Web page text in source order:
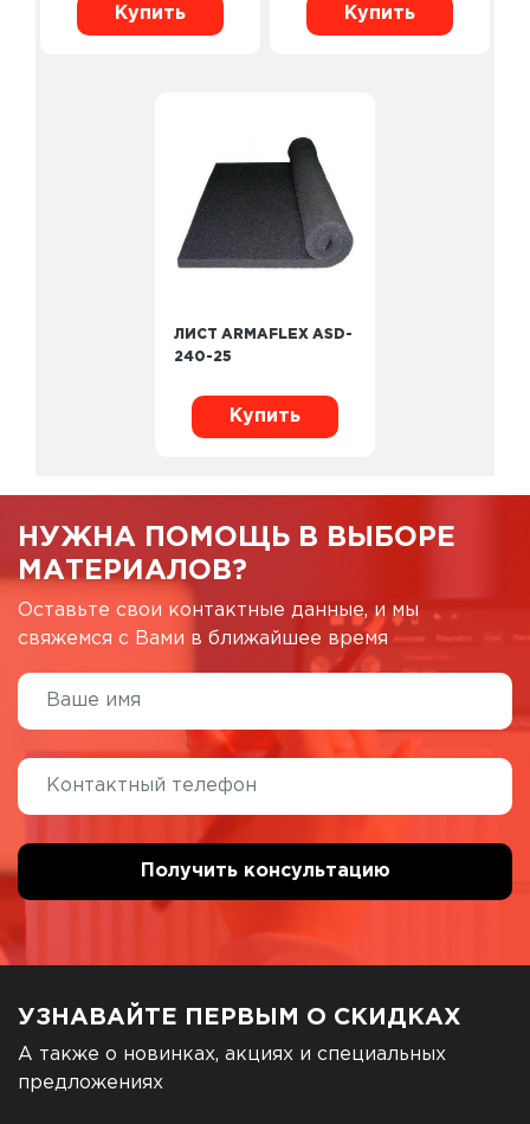
Купить Купить
ЛИСТ ARMAFLEX ASD-
240-25
Купить
НУЖНА ПОМОЩЬ В ВЫБОРЕ
МАТЕРИАЛОВ?
Оставьте свои контактные данные, и мы
свяжемся с Вами в ближайшее время
УЗНАВАЙТЕ ПЕРВЫМ О СКИДКАХ
А также о новинках, акциях и специальных
предложениях